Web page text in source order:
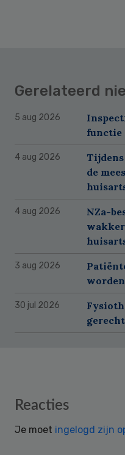
Gerelateerd
5 aug 2026
functie
4 aug 2026
de
4 aug 2026
NZa-
3 aug 2026
30 jul 2026
Reader
Reacties
Je moet ingelogd zijn